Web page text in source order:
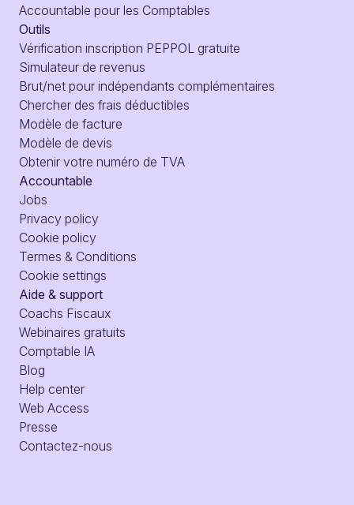
Accountable pour les Comptables
Outils
Vérification inscription PEPPOL gratuite
Simulateur de revenus
Brut/net pour indépendants complémentaires
Chercher des frais déductibles
Modèle de facture
Modèle de devis
Obtenir votre numéro de TVA
Accountable
Jobs
Privacy policy
Cookie policy
Termes & Conditions
Cookie settings
Aide & support
Coachs Fiscaux
Webinaires gratuits
Comptable IA
Blog
Help center
Web Access
Presse
Contactez-nous